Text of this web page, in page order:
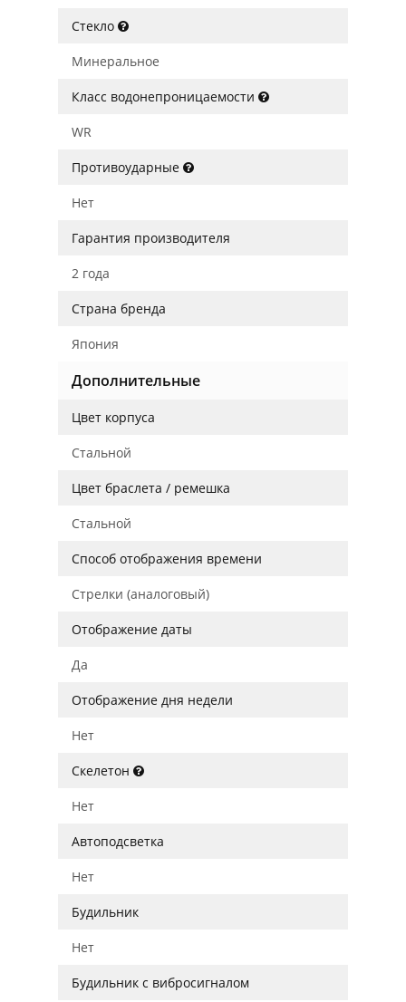
Стекло
Минеральное
Класс водонепроницаемости
WR
Противоударные
Нет
Гарантия производителя
2 года
Страна бренда
Япония
Дополнительные
Цвет корпуса
Стальной
Цвет браслета / ремешка
Стальной
Способ отображения времени
Стрелки (аналоговый)
Отображение даты
Да
Отображение дня недели
Нет
Скелетон
Нет
Автоподсветка
Нет
Будильник
Нет
Будильник с вибросигналом